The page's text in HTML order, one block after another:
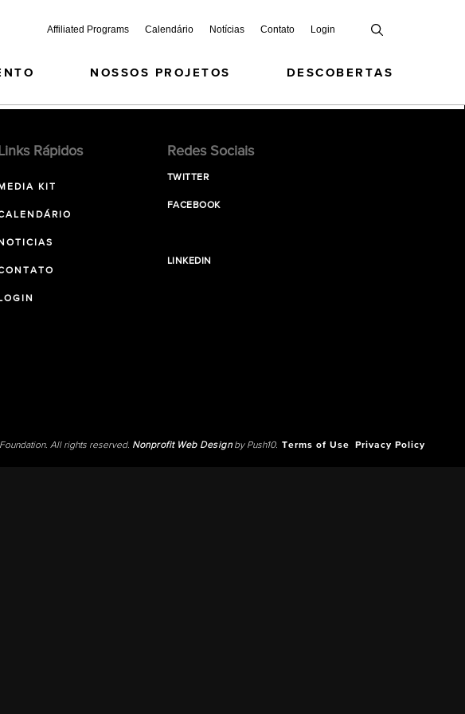
Affiliated Programs Calendário Notícias Contato Login
NOSSOS PROJETOS DESCOBERTAS
Links Rápidos
MEDIA KIT
NOTICIAS
LOGIN
Redes Sociais
TWITTER
FACEBOOK
LINKEDIN
All rights reserved. Nonprofit Web Designby Push10. Terms of Use Privacy Policy